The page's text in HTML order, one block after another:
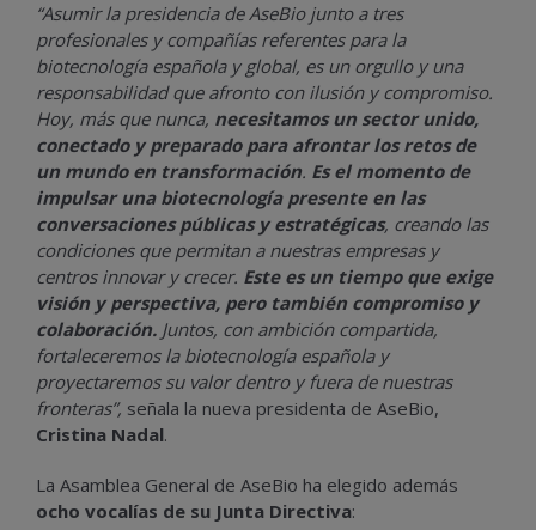
“Asumir la presidencia de AseBio junto a tres
profesionales y compañías referentes para la
biotecnología española y global, es un orgullo y una
responsabilidad que afronto con ilusión y compromiso.
Hoy, más que nunca, necesitamos un sector unido,
conectado y preparado para afrontar los retos de
un mundo en transformación. Es el momento de
impulsar una biotecnología presente en las
conversaciones públicas y estratégicas, creando las
condiciones que permitan a nuestras empresas y
centros innovar y crecer. Este es un tiempo que exige
visión y perspectiva, pero también compromiso y
colaboración. Juntos, con ambición compartida,
fortaleceremos la biotecnología española y
proyectaremos su valor dentro y fuera de nuestras
fronteras”, señala la nueva presidenta de AseBio,
Cristina Nadal.
La Asamblea General de AseBio ha elegido además
ocho vocalías de su Junta Directiva: